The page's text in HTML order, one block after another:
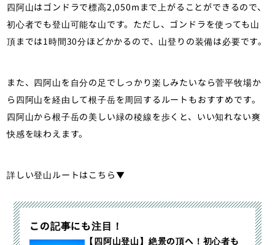
四阿山はゴンドラで標高2,050mまで上がることができるので、
初心者でも登山可能な山です。ただし、ゴンドラを使っても山
頂までは1時間30分ほどかかるので、山登りの装備は必要です。
また、四阿山を自分の足でしっかり楽しみたいなら菅平牧場か
ら四阿山を経由して根子岳を周回するルートもおすすめです。
四阿山から根子岳の美しい緑の稜線を歩くと、いい知れない爽
快感を味わえます。
詳しい登山ルートはこちら▼
この記事にも注目！
【四阿山登山】絶景の頂へ！初心者も